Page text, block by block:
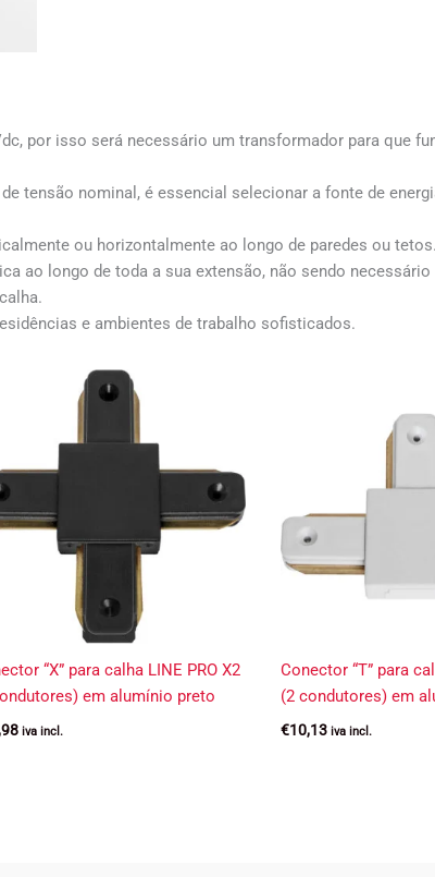
por isso será necessário um transformador para que
tensão nominal, é essencial selecionar a fonte de
ou horizontalmente ao longo de paredes ou tetos.
ao longo de toda a sua extensão, não sendo
e ambientes de trabalho sofisticados.
“X” para calha LINE PRO X2
em alumínio preto
iva incl.
Conector “T” para
(2 condutores) em
€10,13 iva incl.